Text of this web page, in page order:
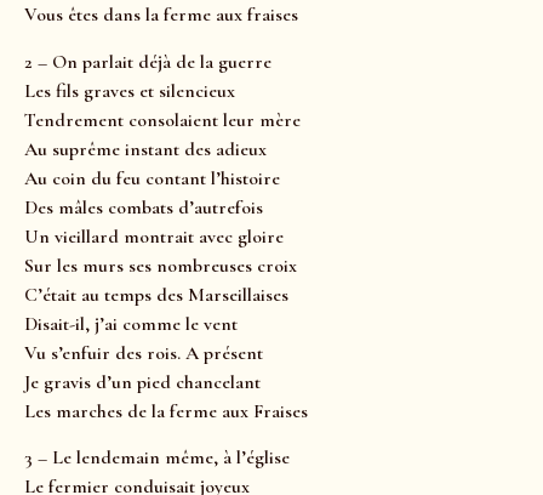
Vous êtes dans la ferme aux fraises
2 – On parlait déjà de la guerre
Les fils graves et silencieux
Tendrement consolaient leur mère
Au suprême instant des adieux
Au coin du feu contant l’histoire
Des mâles combats d’autrefois
Un vieillard montrait avec gloire
Sur les murs ses nombreuses croix
C’était au temps des Marseillaises
Disait-il, j’ai comme le vent
Vu s’enfuir des rois. A présent
Je gravis d’un pied chancelant
Les marches de la ferme aux Fraises
3 – Le lendemain même, à l’église
Le fermier conduisait joyeux